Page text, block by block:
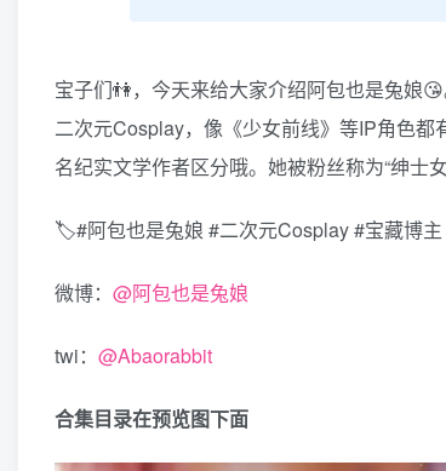
宝子们👫，今天来给大家介绍阿包也是兔娘
二次元Cosplay，像《少女前线》等IP角色
名纪实文学作者区分哦。她被粉丝称为“绅士
🏷️#阿包也是兔娘 #二次元Cosplay #宝藏博主
微博： @阿包也是兔娘
twi： @Abaorabbit
合集目录在预览图下面